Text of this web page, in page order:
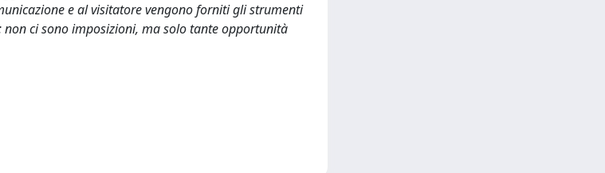
e al visitatore vengono forniti gli strumenti
ci sono imposizioni, ma solo tante opportunità